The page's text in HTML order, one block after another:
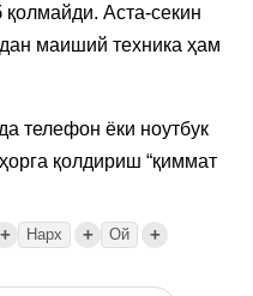
Аста-секин
маиший техника ҳам
телефон ёки ноутбук
қолдириш “қиммат
+ Нарх + Ой +